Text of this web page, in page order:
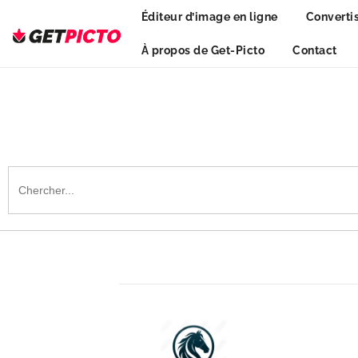
Picto gratuit pour tous vos projets créatifs
Éditeur d’image en ligne
À propos de Get-Picto Contact
Search
for: